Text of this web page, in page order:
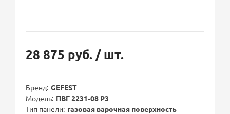
28 875 руб. / шт.
Бренд GEFEST
Модель ПВГ 2231-08 Р3
Тип панели газовая варочная поверхность